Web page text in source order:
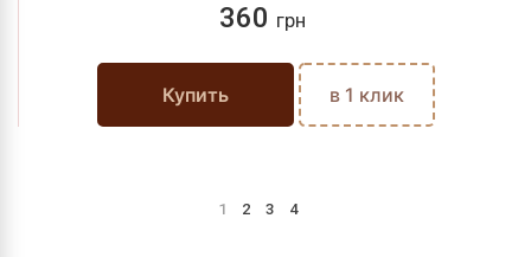
360 грн
Купить в 1 клик
1 2 3 4